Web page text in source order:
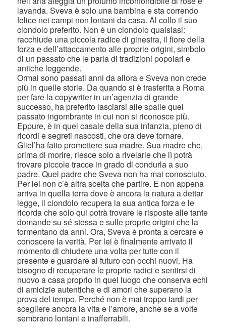
lavanda. Sveva è solo una bambina e sta correndo
felice nei campi non lontani da casa. Al collo il suo
ciondolo preferito. Non è un ciondolo qualsiasi:
racchiude una piccola radice di ginestra, il fiore della
forza e dell’attaccamento alle proprie origini, simbolo
di un passato che le parla di tradizioni popolari e
antiche leggende.
Ormai sono passati anni da allora e Sveva non crede
più in quelle storie. Da quando si è trasferita a Roma
per fare la copywriter in un’agenzia di grande
successo, ha preferito lasciarsi alle spalle quel
passato ingombrante in cui non si riconosce più.
Eppure, è in quel casale della sua infanzia, pieno di
ricordi e segreti nascosti, che ora deve tornare.
Gliel’ha fatto promettere sua madre. Sua madre che,
prima di morire, riesce solo a rivelarle che lì potrà
trovare piccole tracce in grado di condurla a suo
padre. Quel padre che Sveva non ha mai conosciuto.
Per lei non c’è altra scelta che partire. E non appena
arriva in quella terra dove è ancora la natura a dettar
legge, il ciondolo recupera la sua antica forza e le
ricorda che solo qui potrà trovare le risposte alle tante
domande su sé stessa e sulle proprie origini che la
tormentano da anni. Ora, Sveva è pronta a cercare e
conoscere la verità. Per lei è finalmente arrivato il
momento di chiudere una volta per tutte con il
presente e guardare al futuro con occhi nuovi. Ha
bisogno di recuperare le proprie radici e sentirsi di
nuovo a casa proprio in quel luogo che conserva echi
di amicizie autentiche e di amori che superano la
prova del tempo. Perché non è mai troppo tardi per
scegliere ancora la vita e l’amore, anche se a volte
sembrano lontani e inafferrabili.